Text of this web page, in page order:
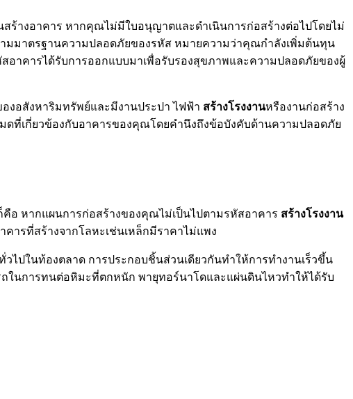
ร้างอาคาร หากคุณไม่มีใบอนุญาตและดำเนินการก่อสร้างต่อไปโดยไม่
มมาตรฐานความปลอดภัยของรหัส หมายความว่าคุณกำลังเพิ่มต้นทุน
าคารได้รับการออกแบบมาเพื่อรับรองสุขภาพและความปลอดภัยของผู้
งอสังหาริมทรัพย์และมีงานประปา ไฟฟ้า สร้างโรงงานหรืองานก่อสร้าง
ที่เกี่ยวข้องกับอาคารของคุณโดยคำนึงถึงข้อบังคับด้านความปลอดภัย
อ หากแผนการก่อสร้างของคุณไม่เป็นไปตามรหัสอาคาร สร้างโรงงาน
ารที่สร้างจากโลหะเช่นเหล็กมีราคาไม่แพง
วไปในท้องตลาด การประกอบชิ้นส่วนเดียวกันทำให้การทำงานเร็วขึ้น
ในการทนต่อหิมะที่ตกหนัก พายุทอร์นาโดและแผ่นดินไหวทำให้ได้รับ